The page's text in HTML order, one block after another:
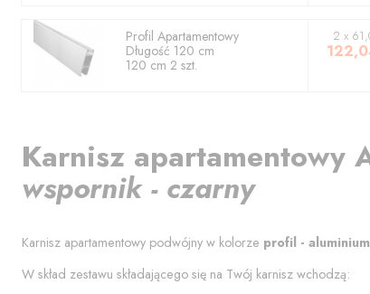
ProfilApartamentowy
Długość 120 cm
120 cm2 szt.
2 x
Karnisz apartamentowy
wspornik - czarny
Karnisz apartamentowy podwójny w kolorze profil -
W skład zestawu składającego się na Twój karnisz wchodzą: